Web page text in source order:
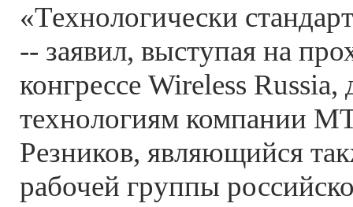
«Технологически
-- заявил, выступая на
конгрессе Wireless
технологиям компании
Резников, являющийся
рабочей группы